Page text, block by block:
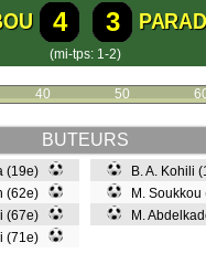
4 3
(mi-tps: 1-2)
40 50
BUTEURS
(19e)
(62e)
(67e)
(71e)
B. A. Kohili
M.
M.